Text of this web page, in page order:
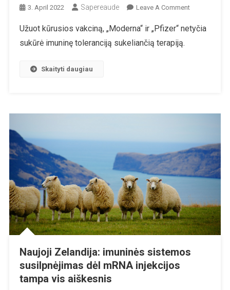
3. April 2022 Sapereaude Leave A CommentOn
Imuninės
Vis
Žmonių
Suserga
Užuot kūrusios vakciną, „Moderna“ ir „Pfizer“ netyčia
sukūrė imuninę toleranciją sukeliančią terapiją.
Skaityti daugiau
Naujoji Zelandija: imuninės sistemos
susilpnėjimas dėl mRNA injekcijos
tampa vis aiškesnis